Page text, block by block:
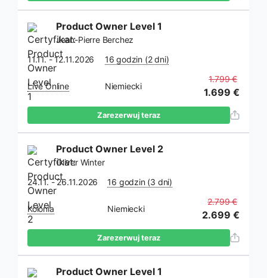
Product Owner Level 1
Jean-Pierre Berchez
11.11. - 12.11.2026
16 godzin (2 dni)
Live Online Niemiecki
1.799 €
1.699 €
Zarezerwuj teraz
Product Owner Level 2
Oliver Winter
24.11. - 26.11.2026
16 godzin (3 dni)
Kolonia Niemiecki
2.799 €
2.699 €
Zarezerwuj teraz
Product Owner Level 1